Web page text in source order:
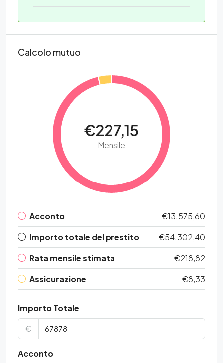
Calcolo mutuo
€227,15
Mensile
Acconto
€13.575,60
Importo totale del prestito
€54.302,40
Rata mensile stimata
€218,82
Assicurazione
€8,33
Importo Totale
€
Acconto